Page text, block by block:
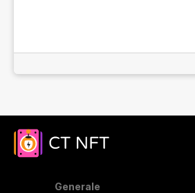
Generale